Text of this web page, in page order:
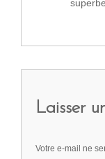
Laisser
Votre e-mail ne